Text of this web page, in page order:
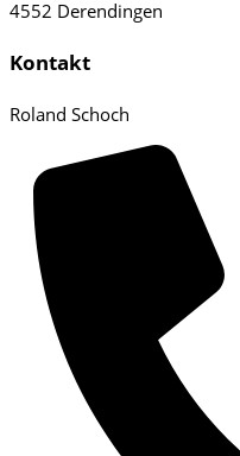
4552 Derendingen
Kontakt
Roland Schoch